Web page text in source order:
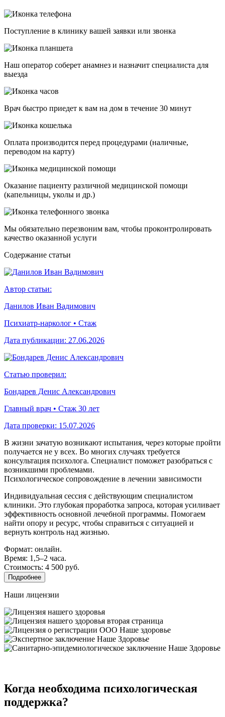
Поступление в клинику вашей заявки или звонка
Наш оператор соберет анамнез и назначит специалиста для
выезда
Врач быстро приедет к вам на дом в течение 30 минут
Оплата производится перед процедурами (наличные,
переводом на карту)
Оказание пациенту различной медицинской помощи
(капельницы, уколы и др.)
Мы обязательно перезвоним вам, чтобы проконтролировать
качество оказанной услуги
Cодержание статьи
Автор статьи:
Данилов Иван Вадимович
Психиатр-нарколог • Стаж
Дата публикации: 27.06.2026
Статью проверил:
Бондарев Денис Александрович
Главный врач • Стаж 30 лет
Дата проверки: 15.07.2026
В жизни зачатую возникают испытания, через которые пройти
получается не у всех. Во многих случаях требуется
консультация психолога. Специалист поможет разобраться с
возникшими проблемами.
Психологическое сопровождение в лечении зависимости
Индивидуальная сессия с действующим специалистом
клиники. Это глубокая проработка запроса, которая усиливает
эффективность основной лечебной программы. Помогаем
найти опору и ресурс, чтобы справиться с ситуацией и
вернуть контроль над жизнью.
Формат: онлайн.
Время: 1,5–2 часа.
Стоимость: 4 500 руб.
Подробнее
Наши лицензии
Когда необходима психологическая
поддержка?